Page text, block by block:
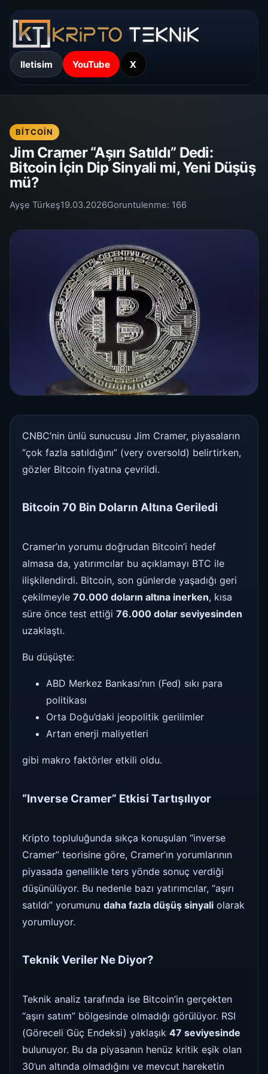
Iletisim YouTube X
BITCOIN
Jim Cramer “Aşırı Satıldı” Dedi:
Bitcoin İçin Dip Sinyali mi, Yeni Düşüş
mü?
Ayşe Türkeş19.03.2026Goruntulenme: 166
CNBC’nin ünlü sunucusu Jim Cramer, piyasaların
“çok fazla satıldığını” (very oversold) belirtirken,
gözler Bitcoin fiyatına çevrildi.
Bitcoin 70 Bin Doların Altına Geriledi
Cramer’ın yorumu doğrudan Bitcoin’i hedef
almasa da, yatırımcılar bu açıklamayı BTC ile
ilişkilendirdi. Bitcoin, son günlerde yaşadığı geri
çekilmeyle 70.000 doların altına inerken, kısa
süre önce test ettiği 76.000 dolar seviyesinden
uzaklaştı.
Bu düşüşte:
ABD Merkez Bankası’nın (Fed) sıkı para
politikası
Orta Doğu’daki jeopolitik gerilimler
Artan enerji maliyetleri
gibi makro faktörler etkili oldu.
“Inverse Cramer” Etkisi Tartışılıyor
Kripto topluluğunda sıkça konuşulan “inverse
Cramer” teorisine göre, Cramer’ın yorumlarının
piyasada genellikle ters yönde sonuç verdiği
düşünülüyor. Bu nedenle bazı yatırımcılar, “aşırı
satıldı” yorumunu daha fazla düşüş sinyali olarak
yorumluyor.
Teknik Veriler Ne Diyor?
Teknik analiz tarafında ise Bitcoin’in gerçekten
“aşırı satım” bölgesinde olmadığı görülüyor. RSI
(Göreceli Güç Endeksi) yaklaşık 47 seviyesinde
bulunuyor. Bu da piyasanın henüz kritik eşik olan
30’un altında olmadığını ve mevcut hareketin